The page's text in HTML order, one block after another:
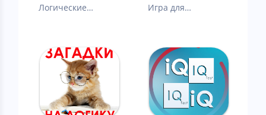
Логические
думает, мысли
радуются !
Игра для
загадок,
кроссвордов и
ребусов. Угадай
слово.